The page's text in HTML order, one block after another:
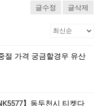
글수정 글삭제
절 가격 궁금할경우 유산
】동두천시 티켓다